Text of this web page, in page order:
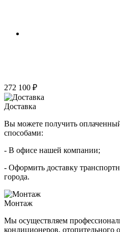
272 100 ₽
Доставка
Вы можете получить
способами:
- В офисе нашей компании;
- Оформить доставку
города.
Монтаж
Мы осуществляем
кондиционеров, отопительного